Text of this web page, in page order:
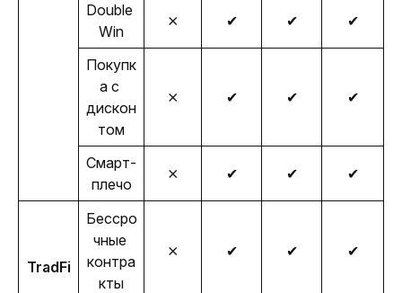
Double
Win
⨯ ✔ ✔ ✔
Покупк
а с
дискон
том
⨯ ✔ ✔ ✔
Смарт-
плечо
⨯ ✔ ✔ ✔
TradFi
Бессро
чные
контра
кты
⨯ ✔ ✔ ✔